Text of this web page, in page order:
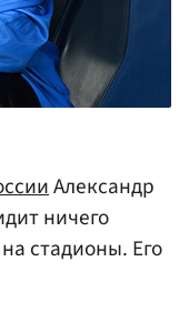
Александр
ничего
стадионы. Его